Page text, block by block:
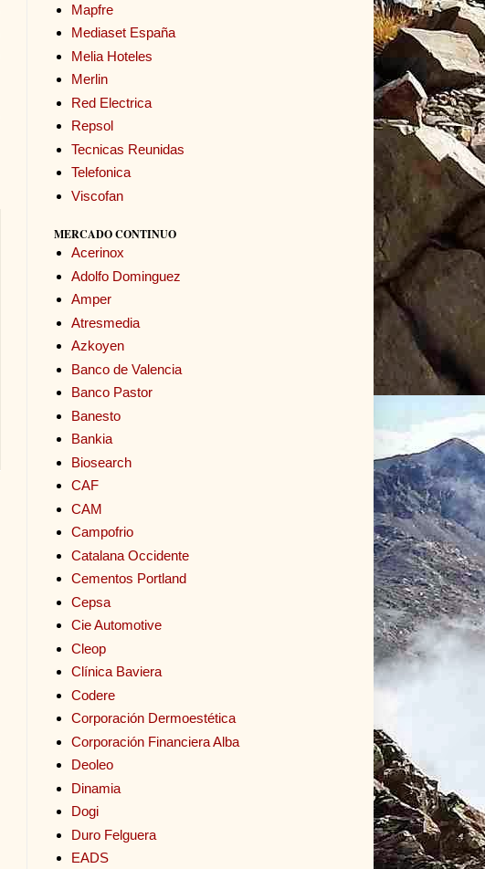
Mapfre
Mediaset España
Melia Hoteles
Merlin
Red Electrica
Repsol
Tecnicas Reunidas
Telefonica
Viscofan
MERCADO CONTINUO
Acerinox
Adolfo Dominguez
Amper
Atresmedia
Azkoyen
Banco de Valencia
Banco Pastor
Banesto
Bankia
Biosearch
CAF
CAM
Campofrio
Catalana Occidente
Cementos Portland
Cepsa
Cie Automotive
Cleop
Clínica Baviera
Codere
Corporación Dermoestética
Corporación Financiera Alba
Deoleo
Dinamia
Dogi
Duro Felguera
EADS